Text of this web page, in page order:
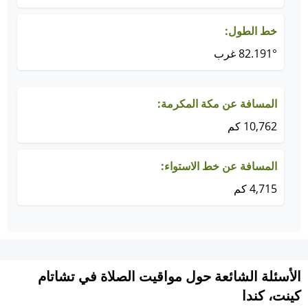
خط الطول:
82.191° غرب
المسافة عن مكة المكرمة:
10,762 كم
المسافة عن خط الاستواء:
4,715 كم
الأسئلة الشائعة حول مواقيت الصلاة في تشاتام
كينت، كندا